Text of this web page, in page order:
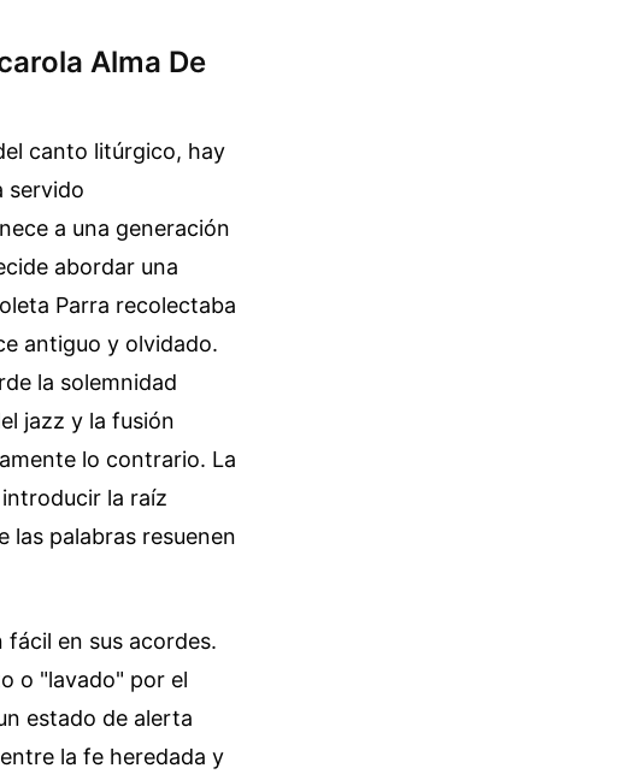
Alma De
canto litúrgico, hay
servido
a una generación
abordar una
Parra recolectaba
antiguo y olvidado.
la solemnidad
jazz y la fusión
lo contrario. La
la raíz
palabras resuenen
fácil en sus acordes.
o "lavado" por el
estado de alerta
la fe heredada y